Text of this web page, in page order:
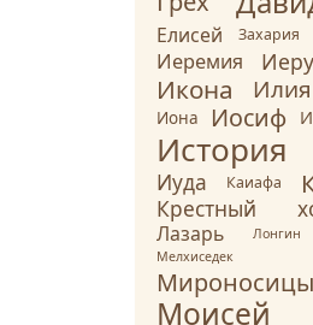
Елисей Захария
Иеремия
Икона Илия
Иона Иосиф
История
Иуда Каиафа
Крестный
Лазарь Лонгин
Мелхиседек
Мироносицы
Моисей